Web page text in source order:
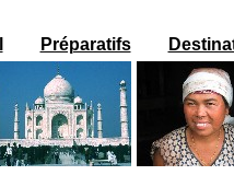
Préparatifs